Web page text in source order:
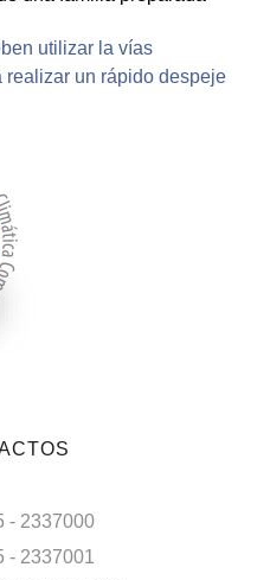
utilizar la vías
realizar un rápido despeje
- 2337000
- 2337001